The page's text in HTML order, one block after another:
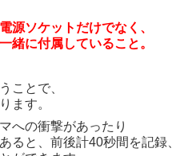
源ソケットだけでなく、
緒に付属していること。
ことで、
ます。
への衝撃があったり
ると、前後計40秒間を記録、